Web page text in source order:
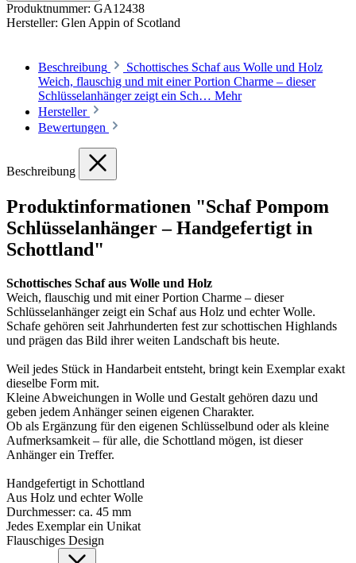
Produktnummer: GA12438
Hersteller: Glen Appin of Scotland
Beschreibung
Schottisches Schaf aus Wolle und Holz
Weich, flauschig und mit einer Portion Charme – dieser
Schlüsselanhänger zeigt ein Sch… Mehr
Hersteller
Bewertungen
Beschreibung
Produktinformationen "Schaf Pompom
Schlüsselanhänger – Handgefertigt in
Schottland"
Schottisches Schaf aus Wolle und Holz
Weich, flauschig und mit einer Portion Charme – dieser
Schlüsselanhänger zeigt ein Schaf aus Holz und echter Wolle.
Schafe gehören seit Jahrhunderten fest zur schottischen Highlands
und prägen das Bild ihrer weiten Landschaft bis heute.
Weil jedes Stück in Handarbeit entsteht, bringt kein Exemplar exakt
dieselbe Form mit.
Kleine Abweichungen in Wolle und Gestalt gehören dazu und
geben jedem Anhänger seinen eigenen Charakter.
Ob als Ergänzung für den eigenen Schlüsselbund oder als kleine
Aufmerksamkeit – für alle, die Schottland mögen, ist dieser
Anhänger ein Treffer.
Handgefertigt in Schottland
Aus Holz und echter Wolle
Durchmesser: ca. 45 mm
Jedes Exemplar ein Unikat
Flauschiges Design